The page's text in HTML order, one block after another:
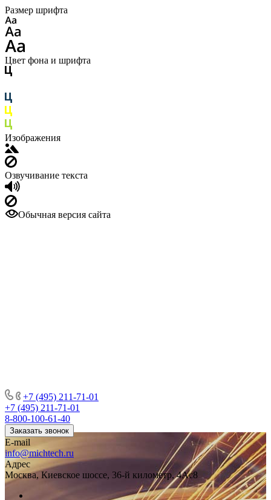
Размер шрифта
Цвет фона и шрифта
Изображения
Озвучивание текста
Обычная версия сайта
+7 (495) 211-71-01
+7 (495) 211-71-01
8-800-100-61-40
Заказать звонок
E-mail
info@michtech.ru
Адрес
Москва, Киевское шоссе, 36-й километр, 4Ас8